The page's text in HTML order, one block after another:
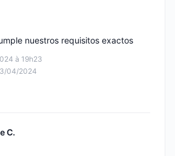
à 19h23
04/2024
nuestros requisitos exactos
C.